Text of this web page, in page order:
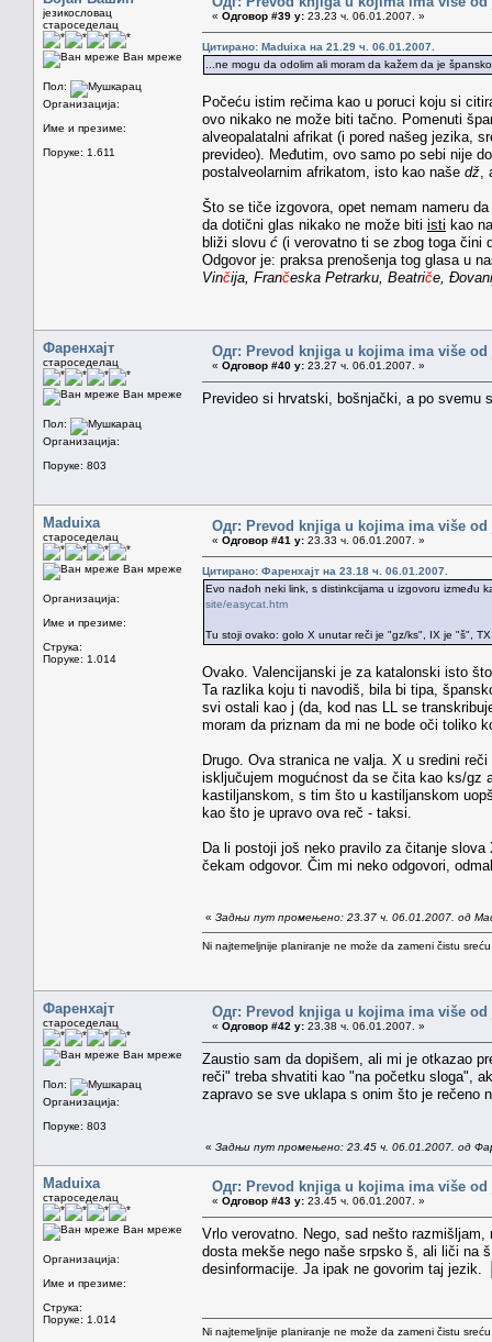
језикословац
староседелац
Ван мреже
Пол:
Организација:
Име и презиме:
Поруке: 1.611
« Одговор #39 у: 23.23 ч. 06.01.2007. »
Цитирано: Maduixa на 21.29 ч. 06.01.2007.
...ne mogu da odolim ali moram da kažem da je
Počeću istim rečima kao u poruci koju si
ovo nikako ne može biti tačno. Pomenuti
alveopalatalni afrikat (i pored našeg jezika,
prevideo). Međutim, ovo samo po sebi nije
postalveolarnim afrikatom, isto kao naše dž
Što se tiče izgovora, opet nemam nameru
da dotični glas nikako ne može biti isti kao
bliži slovu ć (i verovatno ti se zbog toga čini
Odgovor je: praksa prenošenja tog glasa u
Vinčija, Frančeska Petrarku, Beatriče,
Фаренхајт
староседелац
Ван мреже
Пол:
Организација:
Поруке: 803
Одг: Prevod knjiga u kojima ima više
« Одговор #40 у: 23.27 ч. 06.01.2007. »
Prevideo si hrvatski, bošnjački, a po svemu
Maduixa
староседелац
Ван мреже
Организација:
Име и презиме:
Струка:
Поруке: 1.014
Одг: Prevod knjiga u kojima ima više
« Одговор #41 у: 23.33 ч. 06.01.2007. »
Цитирано: Фаренхајт на 23.18 ч. 06.01.2007.
Evo nađoh neki link, s distinkcijama u izgovoru između
site/easycat.htm
Tu stoji ovako: golo X unutar reči je "gz/ks", IX je "š",
Ovako. Valencijanski je za katalonski isto
Ta razlika koju ti navodiš, bila bi tipa,
svi ostali kao j (da, kod nas LL se
moram da priznam da mi ne bode oči toliko
Drugo. Ova stranica ne valja. X u sredini
isključujem mogućnost da se čita kao ks/gz
kastiljanskom, s tim što u kastiljanskom
kao što je upravo ova reč - taksi.
Da li postoji još neko pravilo za čitanje
čekam odgovor. Čim mi neko odgovori,
« Задњи пут промењено: 23.37 ч. 06.01.2007. од
Ni najtemeljnije planiranje ne može da zameni čistu
Фаренхајт
староседелац
Ван мреже
Пол:
Организација:
Поруке: 803
Одг: Prevod knjiga u kojima ima više
« Одговор #42 у: 23.38 ч. 06.01.2007. »
Zaustio sam da dopišem, ali mi je otkazao
reči" treba shvatiti kao "na početku sloga",
zapravo se sve uklapa s onim što je rečeno
« Задњи пут промењено: 23.45 ч. 06.01.2007. од
Maduixa
староседелац
Ван мреже
Организација:
Име и презиме:
Струка:
Поруке: 1.014
Одг: Prevod knjiga u kojima ima više
« Одговор #43 у: 23.45 ч. 06.01.2007. »
Vrlo verovatno. Nego, sad nešto
dosta mekše nego naše srpsko š, ali liči na
desinformacije. Ja ipak ne govorim taj jezik.
Ni najtemeljnije planiranje ne može da zameni čistu